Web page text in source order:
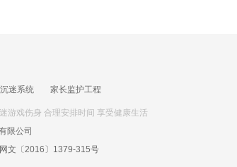
迷系统 家长监护工程
游戏伤身 合理安排时间 享受健康生活
限公司
文〔2016〕1379-315号